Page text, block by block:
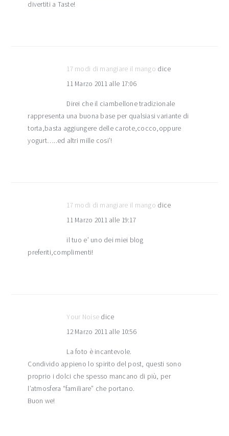
divertiti a Taste!
17 modi di mangiare il mango dice
11 Marzo 2011 alle 17:06
Direi che il ciambellone tradizionale
rappresenta una buona base per qualsiasi variante di
torta,basta aggiungere delle carote,cocco,oppure
yogurt…..ed altri mille cosi’!
17 modi di mangiare il mango dice
11 Marzo 2011 alle 19:17
il tuo e’ uno dei miei blog
preferiti,complimenti!
Your Noise dice
12 Marzo 2011 alle 10:56
La foto è incantevole.
Condivido appieno lo spirito del post, questi sono
proprio i dolci che spesso mancano di più, per
l’atmosfera “familiare” che portano.
Buon we!